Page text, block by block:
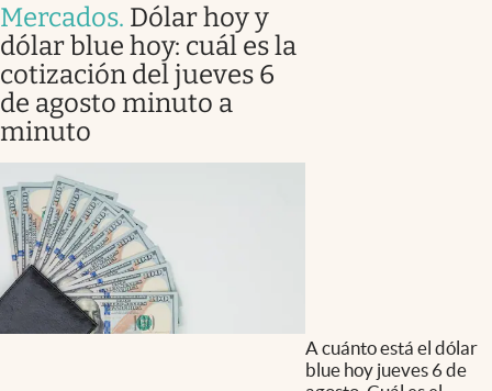
Mercados. Dólar hoy y
dólar blue hoy: cuál es la
cotización del jueves 6
de agosto minuto a
minuto
A cuánto está el dólar
blue hoy jueves 6 de